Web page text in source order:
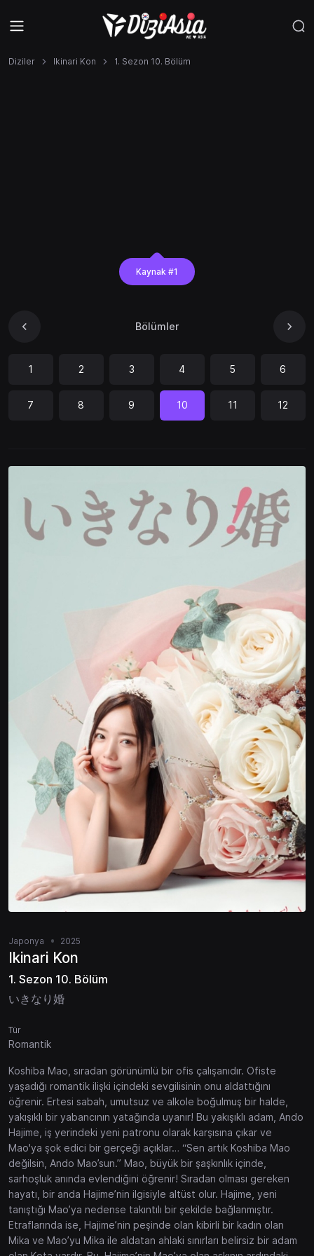
Diziler Ikinari Kon 1. Sezon 10. Bölüm
Kaynak #1
Bölümler
1 2 3 4 5 6
7 8 9 10 11 12
Japonya 2025
Ikinari Kon
1. Sezon 10. Bölüm
いきなり婚
Tür
Romantik
Koshiba Mao, sıradan görünümlü bir ofis çalışanıdır. Ofiste
yaşadığı romantik ilişki içindeki sevgilisinin onu aldattığını
öğrenir. Ertesi sabah, umutsuz ve alkole boğulmuş bir halde,
yakışıklı bir yabancının yatağında uyanır! Bu yakışıklı adam, Ando
Hajime, iş yerindeki yeni patronu olarak karşısına çıkar ve
Mao'ya şok edici bir gerçeği açıklar… “Sen artık Koshiba Mao
değilsin, Ando Mao’sun.” Mao, büyük bir şaşkınlık içinde,
sarhoşluk anında evlendiğini öğrenir! Sıradan olması gereken
hayatı, bir anda Hajime’nin ilgisiyle altüst olur. Hajime, yeni
tanıştığı Mao’ya nedense takıntılı bir şekilde bağlanmıştır.
Etraflarında ise, Hajime’nin peşinde olan kibirli bir kadın olan
Mika ve Mao’yu Mika ile aldatan ahlaki sınırları belirsiz bir adam